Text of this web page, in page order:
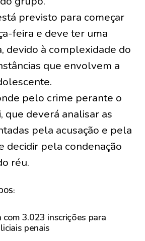
previsto para começar
feira e deve ter uma
devido à complexidade do
que envolvem a
pelo crime perante o
que deverá analisar as
pela acusação e pela
decidir pela condenação
réu.
3.023 inscrições para
penais